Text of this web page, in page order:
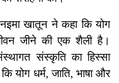
खातून ने कहा कि योग
जीने की एक शैली है।
संस्कृति का हिस्सा
योग धर्म, जाति, भाषा और